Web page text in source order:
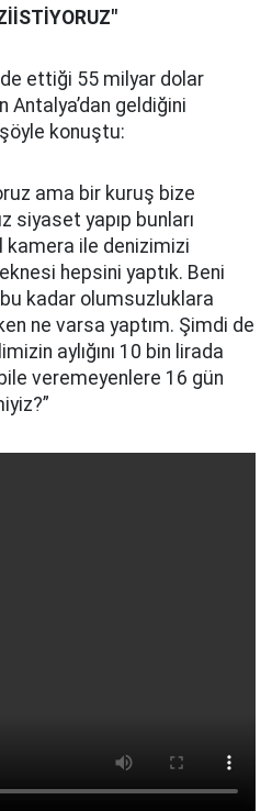
ettiği 55 milyar dolar
Antalya’dan geldiğini
konuştu:
ama bir kuruş bize
siyaset yapıp bunları
ile denizimizi
hepsini yaptık. Beni
kadar olumsuzluklara
ne varsa yaptım. Şimdi de
aylığını 10 bin lirada
veremeyenlere 16 gün